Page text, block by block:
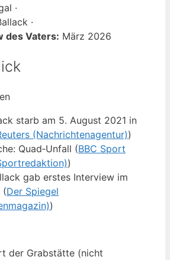
·
·
des Vaters: März 2026
starb am 5. August 2021 in
(Nachrichtenagentur))
Quad‑Unfall (BBC Sport
)
gab erstes Interview im
(Der Spiegel
)
der Grabstätte (nicht